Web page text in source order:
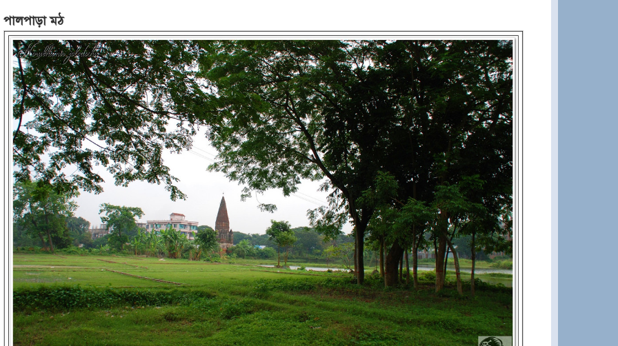
পালপাড়া মঠ